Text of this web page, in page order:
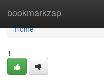
bookmarkzap
Home
Home
1